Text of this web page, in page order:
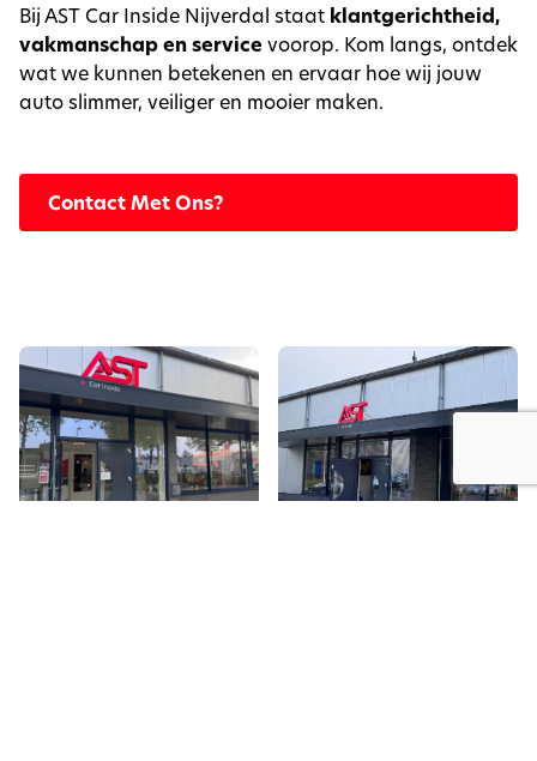
Bij AST Car Inside Nijverdal staat klantgerichtheid,
vakmanschap en servicevoorop. Kom langs, ontdek
wat we kunnen betekenen en ervaar hoe wij jouw
auto slimmer, veiliger en mooier maken.
Contact Met Ons?